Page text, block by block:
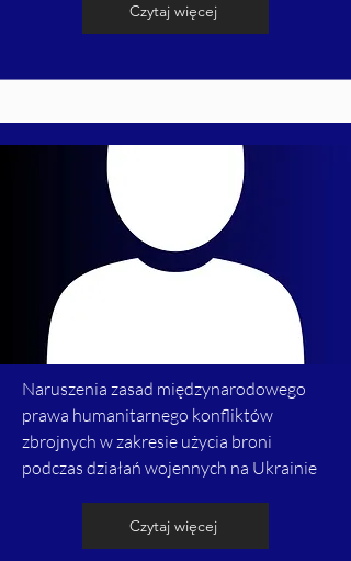
Czytaj więcej
Naruszenia zasad międzynarodowego
prawa humanitarnego konfliktów
zbrojnych w zakresie użycia broni
podczas działań wojennych na Ukrainie
Czytaj więcej